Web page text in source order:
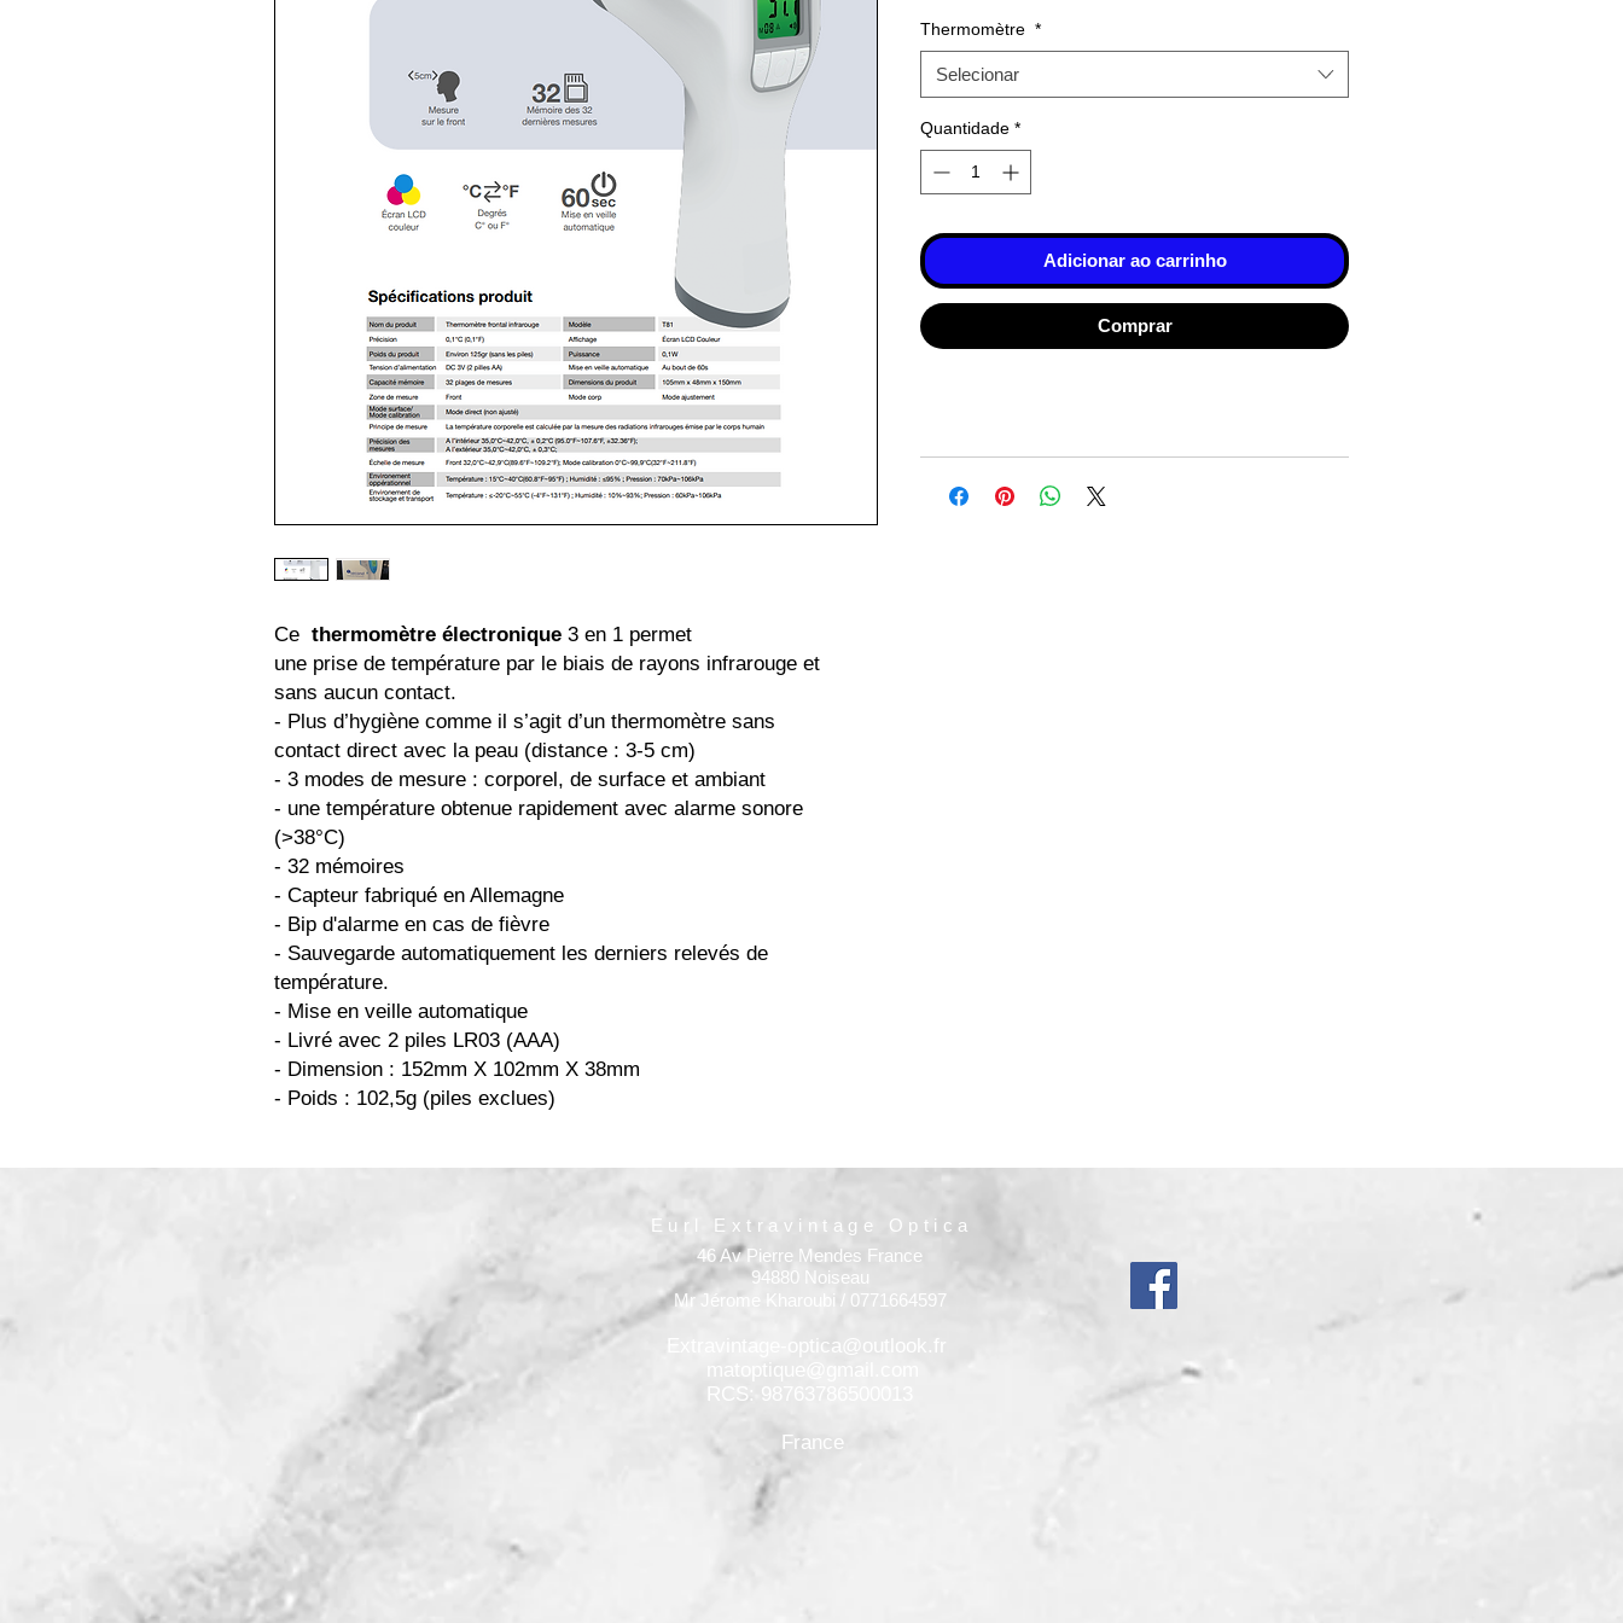
Ce thermomètre électronique 3 en 1 permet
une prise de température par le biais de rayons infrarouge et
sans aucun contact.
- Plus d’hygiène comme il s’agit d’un thermomètre sans
contact direct avec la peau (distance : 3-5 cm)
- 3 modes de mesure : corporel, de surface et ambiant
- une température obtenue rapidement avec alarme sonore
(>38°C)
- 32 mémoires
- Capteur fabriqué en Allemagne
- Bip d'alarme en cas de fièvre
- Sauvegarde automatiquement les derniers relevés de
température.
- Mise en veille automatique
- Livré avec 2 piles LR03 (AAA)
- Dimension : 152mm X 102mm X 38mm
- Poids : 102,5g (piles exclues)
Thermomètre *
Selecionar
Quantidade *
Adicionar ao carrinho
Comprar
Eurl Extravintage Optica
46 Av Pierre Mendes France
94880 Noiseau
Mr Jérome Kharoubi / 0771664597
Extravintage-optica@outlook.fr
matoptique@gmail.com
RCS: 98763786500013
France